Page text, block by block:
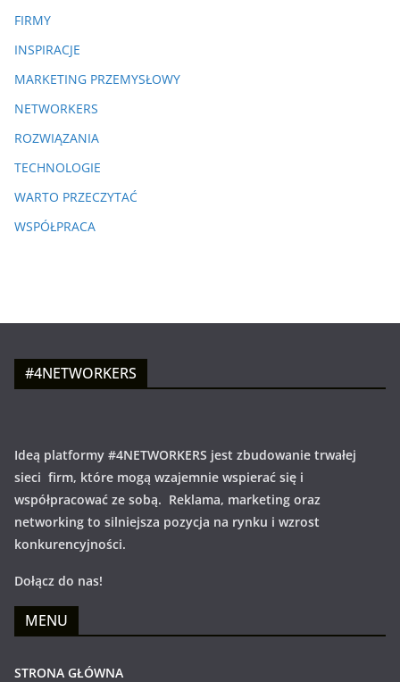
FIRMY
INSPIRACJE
MARKETING PRZEMYSŁOWY
NETWORKERS
ROZWIĄZANIA
TECHNOLOGIE
WARTO PRZECZYTAĆ
WSPÓŁPRACA
#4NETWORKERS
Ideą platformy #4NETWORKERS jest zbudowanie trwałej
sieci firm, które mogą wzajemnie wspierać się i
współpracować ze sobą. Reklama, marketing oraz
networking to silniejsza pozycja na rynku i wzrost
konkurencyjności.
Dołącz do nas!
MENU
STRONA GŁÓWNA